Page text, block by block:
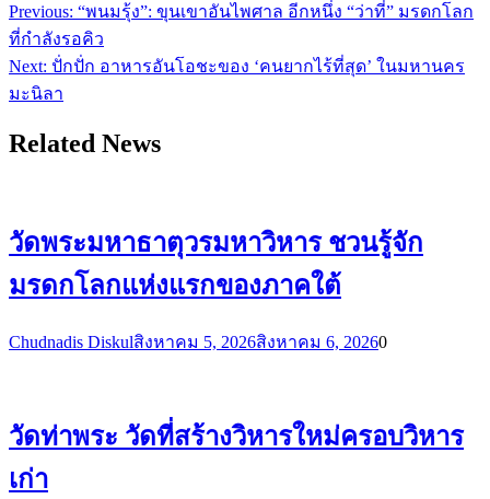
Previous: “พนมรุ้ง”: ขุนเขาอันไพศาล อีกหนึ่ง “ว่าที่” มรดกโลก
ที่กำลังรอคิว
Next: ปั่กปั่ก อาหารอันโอชะของ ‘คนยากไร้ที่สุด’ ในมหานคร
มะนิลา
Related News
วัดพระมหาธาตุวรมหาวิหาร ชวนรู้จัก
มรดกโลกแห่งแรกของภาคใต้
Chudnadis Diskulสิงหาคม 5, 2026สิงหาคม 6, 20260
วัดท่าพระ วัดที่สร้างวิหารใหม่ครอบวิหาร
เก่า